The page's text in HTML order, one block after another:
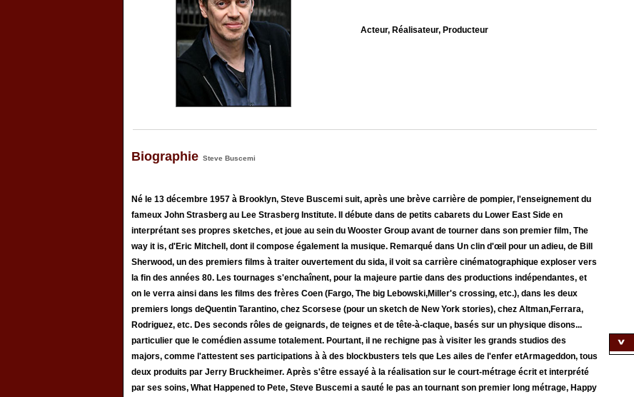
Acteur, Réalisateur, Producteur
Biographie Steve Buscemi
Né le 13 décembre 1957 à Brooklyn, Steve Buscemi suit, après une brève carrière de pompier, l'enseignement du
fameux John Strasberg au Lee Strasberg Institute. Il débute dans de petits cabarets du Lower East Side en
interprétant ses propres sketches, et joue au sein du Wooster Group avant de tourner dans son premier film, The
way it is, d'Eric Mitchell, dont il compose également la musique. Remarqué dans Un clin d'œil pour un adieu, de Bill
Sherwood, un des premiers films à traiter ouvertement du sida, il voit sa carrière cinématographique exploser vers
la fin des années 80. Les tournages s'enchaînent, pour la majeure partie dans des productions indépendantes, et
on le verra ainsi dans les films des frères Coen (Fargo, The big Lebowski,Miller's crossing, etc.), dans les deux
premiers longs deQuentin Tarantino, chez Scorsese (pour un sketch de New York stories), chez Altman,Ferrara,
Rodriguez, etc. Des seconds rôles de geignards, de teignes et de tête-à-claque, basés sur un physique disons...
particulier que le comédien assume totalement. Pourtant, il ne rechigne pas à visiter les grands studios des
majors, comme l'attestent ses participations à à des blockbusters tels que Les ailes de l'enfer etArmageddon, tous
deux produits par Jerry Bruckheimer. Après s'être essayé à la réalisation sur le court-métrage écrit et interprété
par ses soins, What Happened to Pete, Steve Buscemi a sauté le pas an tournant son premier long métrage, Happy